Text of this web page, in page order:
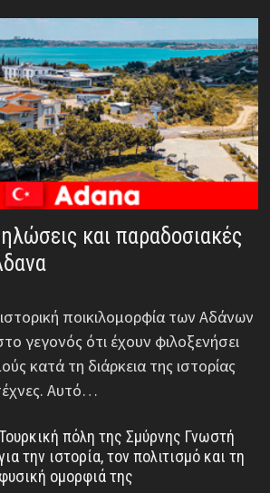
και παραδοσιακές
ιστορική ποικιλομορφία των Αδάνων
γεγονός ότι έχουν φιλοξενήσει
κατά τη διάρκεια της ιστορίας
Αυτό…
πόλη της Σμύρνης Γνωστή
την ιστορία, τον πολιτισμό και τη
φυσική ομορφιά της